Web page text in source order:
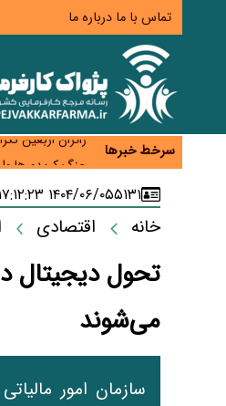
تماس با ما درباره ما
سرخط خبرها
همایش و مسابقه
زائران اربعین
جنگ کریدورها وارد فاز
تأمین سرمایه
۵۱۳۱۱۴۰۴/۰۶/۰۵ ۱۷:۱۲:۲۳
خانه اقتصادی
تحول دیجیتال
می‌شوند
سازمان امور